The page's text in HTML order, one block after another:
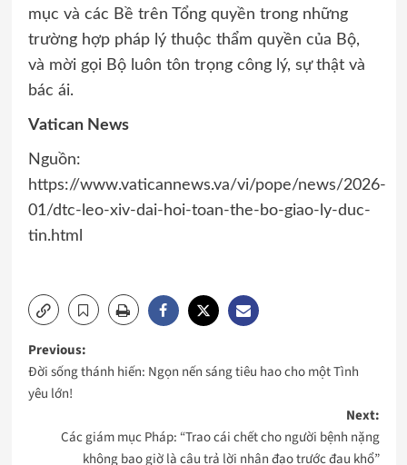
mục và các Bề trên Tổng quyền trong những
trường hợp pháp lý thuộc thẩm quyền của Bộ,
và mời gọi Bộ luôn tôn trọng công lý, sự thật và
bác ái.
Vatican News
Nguồn:
https://www.vaticannews.va/vi/pope/news/2026-
01/dtc-leo-xiv-dai-hoi-toan-the-bo-giao-ly-duc-
tin.html
Post
navigation
Previous:
Đời sống thánh hiến: Ngọn nến sáng tiêu hao cho một Tình
yêu lớn!
Next:
Các giám mục Pháp: “Trao cái chết cho người bệnh nặng
không bao giờ là câu trả lời nhân đạo trước đau khổ”